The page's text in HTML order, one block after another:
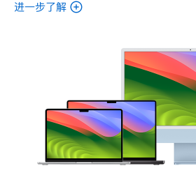
进一步了解
Mac。